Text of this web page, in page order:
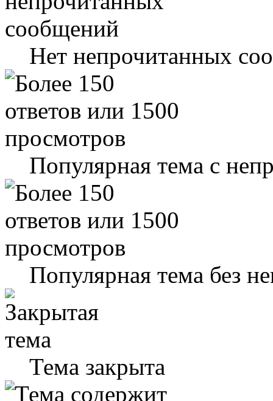
Нет непрочитанных
Популярная тема с
Популярная тема без
Тема закрыта